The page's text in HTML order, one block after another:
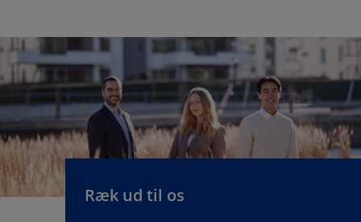
Ræk ud til os